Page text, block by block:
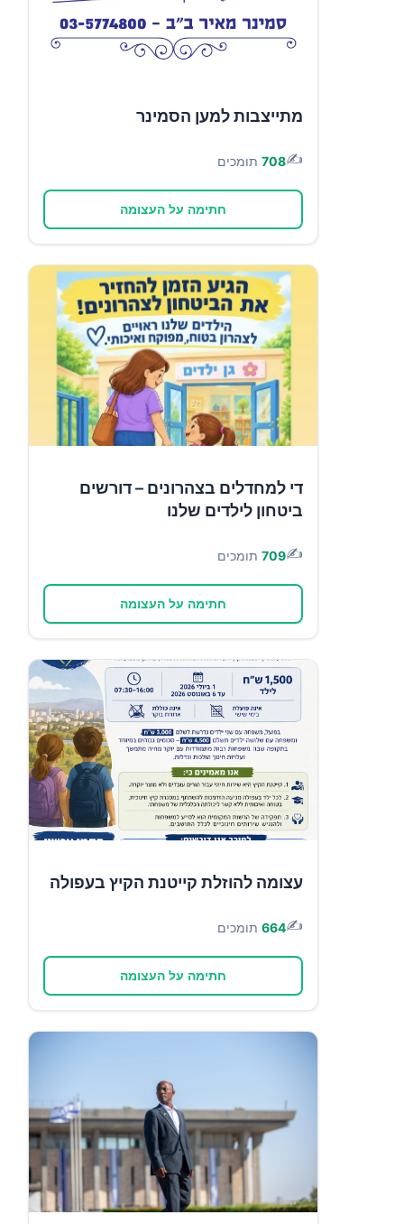
מתייצבות למען הסמינר
✍️
708 תומכים
חתימה על העצומה
די למחדלים בצהרונים – דורשים
ביטחון לילדים שלנו
✍️
709 תומכים
חתימה על העצומה
עצומה להוזלת קייטנת הקיץ בעפולה
✍️
664 תומכים
חתימה על העצומה